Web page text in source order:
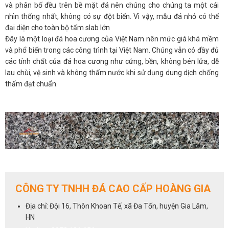
và phân bố đều trên bề mặt đá nên chúng cho chúng ta một cái
nhìn thống nhất, không có sự đột biến. Vì vậy, mẫu đá nhỏ có thể
đại diện cho toàn bộ tấm slab lớn
Đây là một loại đá hoa cương của Việt Nam nên mức giá khá mềm
và phổ biến trong các công trình tại Việt Nam. Chúng vẫn có đầy đủ
các tính chất của đá hoa cương như cứng, bền, không bén lửa, dễ
lau chùi, vệ sinh và không thấm nước khi sử dụng dung dịch chống
thấm đạt chuẩn.
CÔNG TY TNHH ĐÁ CAO CẤP HOÀNG GIA
Địa chỉ: Đội 16, Thôn Khoan Tế, xã Đa Tốn, huyện Gia Lâm,
HN